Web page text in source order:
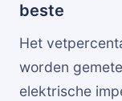
beste
Het
worden
elektrische